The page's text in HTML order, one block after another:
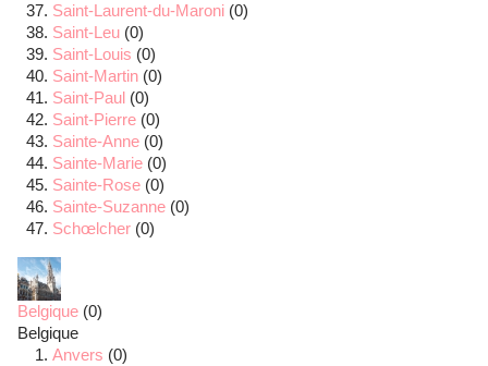
Saint-Laurent-du-Maroni (0)
Saint-Leu (0)
Saint-Louis (0)
Saint-Martin (0)
Saint-Paul (0)
Saint-Pierre (0)
Sainte-Anne (0)
Sainte-Marie (0)
Sainte-Rose (0)
Sainte-Suzanne (0)
Schœlcher (0)
Belgique (0)
Belgique
Anvers (0)